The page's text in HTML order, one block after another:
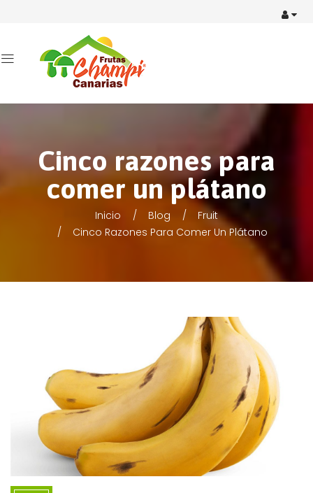
Cinco razones para
comer un plátano
Inicio Blog
Fruit
Cinco Razones Para Comer Un Plátano